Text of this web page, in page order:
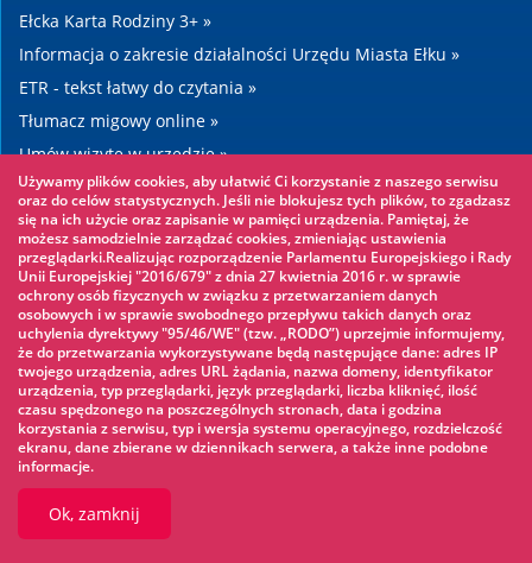
Ełcka Karta Rodziny 3+ »
Informacja o zakresie działalności Urzędu Miasta Ełku »
ETR - tekst łatwy do czytania »
Tłumacz migowy online »
Umów wizytę w urzędzie »
Drogi »
Warto zobaczyć
Park linowy »
Park Wodny »
Lodowisko »
KINOECK »
Muzeum »
© 2026 UM Ełk
Używamy plików cookies, aby ułatwić Ci korzystanie z naszego serwisu
oraz do celów statystycznych. Jeśli nie blokujesz tych plików, to zgadzasz
się na ich użycie oraz zapisanie w pamięci urządzenia. Pamiętaj, że
możesz samodzielnie zarządzać cookies, zmieniając ustawienia
przeglądarki.Realizując rozporządzenie Parlamentu Europejskiego i Rady
Unii Europejskiej "2016/679" z dnia 27 kwietnia 2016 r. w sprawie
ochrony osób fizycznych w związku z przetwarzaniem danych
osobowych i w sprawie swobodnego przepływu takich danych oraz
uchylenia dyrektywy "95/46/WE" (tzw. „RODO”) uprzejmie informujemy,
że do przetwarzania wykorzystywane będą następujące dane: adres IP
twojego urządzenia, adres URL żądania, nazwa domeny, identyfikator
urządzenia, typ przeglądarki, język przeglądarki, liczba kliknięć, ilość
czasu spędzonego na poszczególnych stronach, data i godzina
korzystania z serwisu, typ i wersja systemu operacyjnego, rozdzielczość
ekranu, dane zbierane w dziennikach serwera, a także inne podobne
informacje.
Ok, zamknij